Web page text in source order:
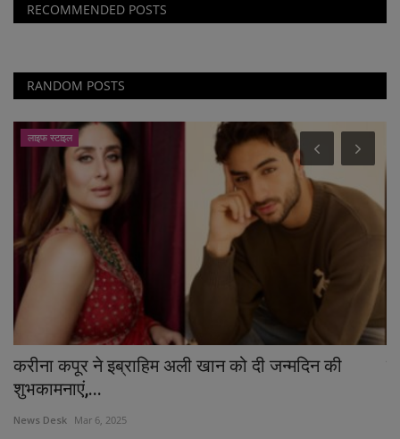
RECOMMENDED POSTS
RANDOM POSTS
लाइफ स्टाइल
करीना कपूर ने इब्राहिम अली खान को दी जन्मदिन की
शुभकामनाएं,...
News Desk Mar 6, 2025